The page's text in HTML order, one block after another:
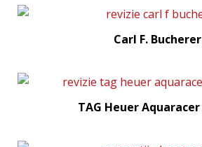
Carl F. Bucherer
TAG Heuer